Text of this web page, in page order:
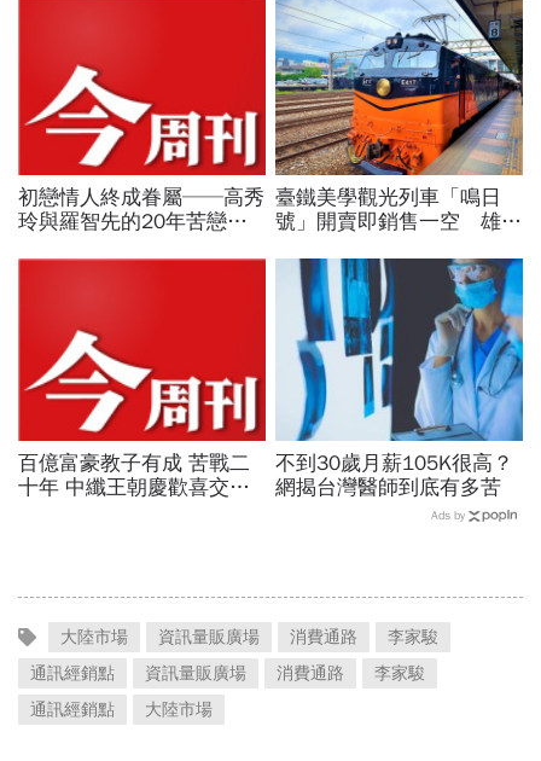
初戀情人終成眷屬──高秀
玲與羅智先的20年苦戀
臺鐵美學觀光列車「鳴日
號」開賣即銷售一空 雄獅
百億富豪教子有成 苦戰二
十年 中纖王朝慶歡喜交棒
不到30歲月薪105K很高？
網揭台灣醫師到底有多苦
Ads by
大陸市場 資訊量販廣場 消費通路
李家駿
通訊經銷點
資訊量販廣場 消費通路
李家駿
通訊經銷點
大陸市場